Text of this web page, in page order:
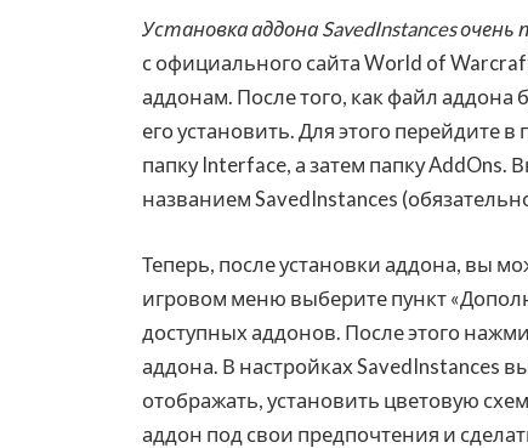
Установка аддона SavedInstances очень
с официального сайта World of
аддонам. После того, как файл
его установить. Для этого перейдите
папку Interface, а затем папку AddOns.
названием SavedInstances
Теперь, после установки аддона, вы
игровом меню выберите пункт
доступных аддонов. После этого
аддона. В настройках SavedInstances
отображать, установить цветовую
аддон под свои предпочтения и